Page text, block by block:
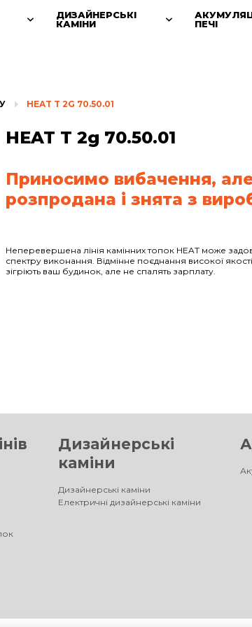
ДИЗАЙНЕРСЬКІ
КАМІНИ
ПЕЧІ
HEAT T 2G 70.50.01
HEAT T 2g 70.50.01
Приносимо вибачення,
розпродана і знята з
Неперевершена лінія камінних топок HEAT може
спектру виконання. Відмінне поєднання високої
зігріють ваш будинок, але не спалять зарплату.
Дизайнерські
каміни
Дизайнерські каміни
Електричні дизайнерські каміни